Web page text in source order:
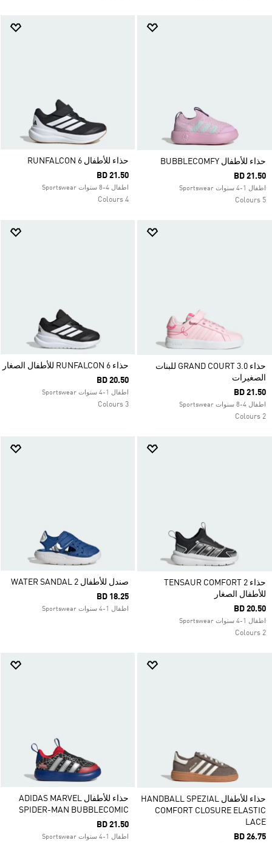
حذاء للأطفال BUBBLECOMFY
BD 21.50
اطفال 1-4 سنوات Sportswear
5 Colours
حذاء للأطفال RUNFALCON 6
BD 21.50
اطفال 4-8 سنوات Sportswear
4 Colours
حذاء GRAND COURT 3.0 للبنات
الصغيرات
BD 21.50
اطفال 4-8 سنوات Sportswear
2 Colours
حذاء RUNFALCON 6 للأطفال الصغار
BD 20.50
اطفال 1-4 سنوات Sportswear
3 Colours
حذاء TENSAUR COMFORT 2
للأطفال الصغار
BD 20.50
اطفال 1-4 سنوات Sportswear
2 Colours
صندل للأطفال WATER SANDAL 2
BD 18.25
اطفال 1-4 سنوات Sportswear
حذاء للأطفال HANDBALL SPEZIAL
COMFORT CLOSURE ELASTIC
LACE
BD 26.75
حذاء للأطفال ADIDAS MARVEL
SPIDER-MAN BUBBLECOMIC
BD 21.50
اطفال 1-4 سنوات Sportswear